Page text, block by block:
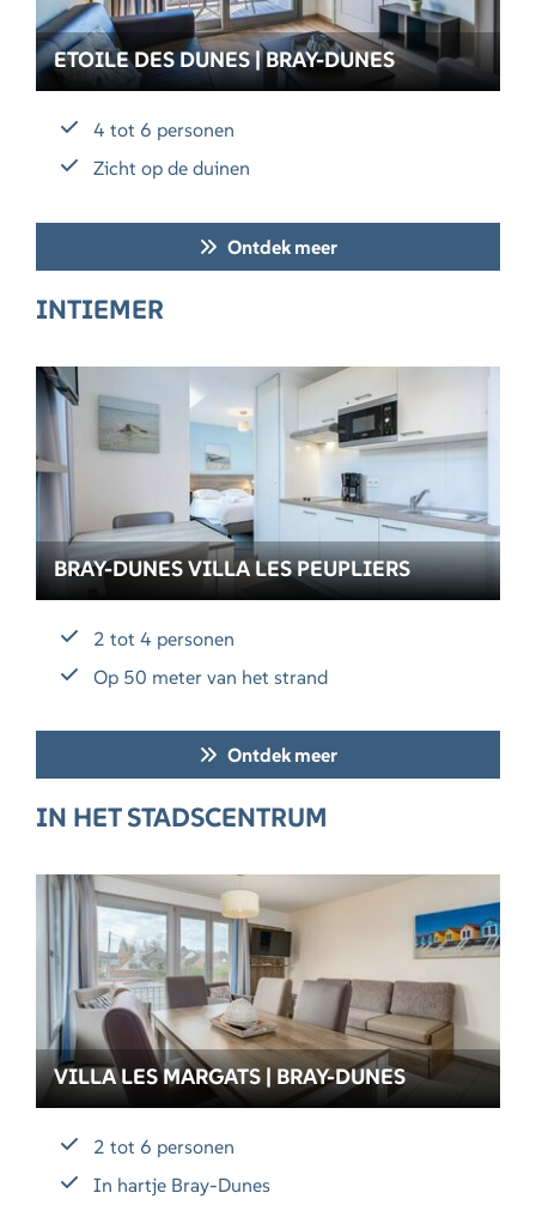
ETOILE DES DUNES | BRAY-DUNES
4 tot 6 personen
Zicht op de duinen
Ontdek meer
INTIEMER
BRAY-DUNES VILLA LES PEUPLIERS
2 tot 4 personen
Op 50 meter van het strand
Ontdek meer
IN HET STADSCENTRUM
VILLA LES MARGATS | BRAY-DUNES
2 tot 6 personen
In hartje Bray-Dunes